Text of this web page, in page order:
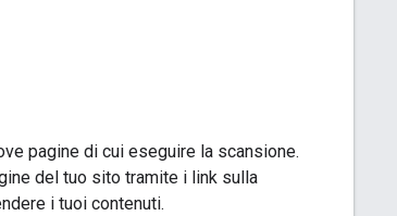
pagine di cui eseguire la scansione.
del tuo sito tramite i link sulla
i tuoi contenuti.